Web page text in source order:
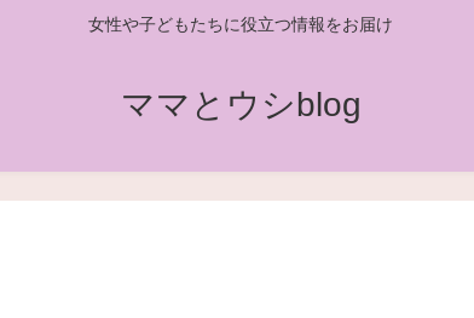
女性や子どもたちに役立つ情報をお届け
ママとウシblog